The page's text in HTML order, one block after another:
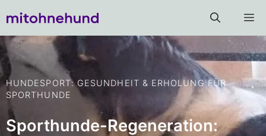
HUNDESPORT: GESUNDHEIT & ERHOLUNG FÜR
SPORTHUNDE
Sporthunde-Regeneration: